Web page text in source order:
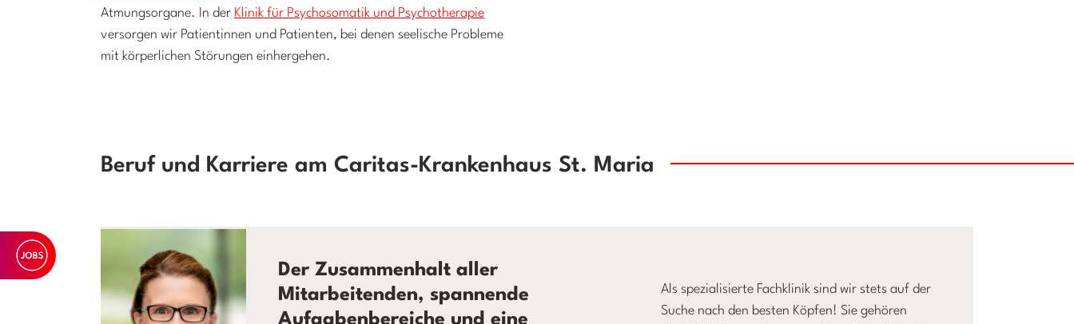
Atmungsorgane. In der Klinik für Psychosomatik und Psychotherapie
versorgen wir Patientinnen und Patienten, bei denen seelische Probleme
mit körperlichen Störungen einhergehen.
Beruf und Karriere am Caritas-Krankenhaus St. Maria
Der Zusammenhalt aller
Mitarbeitenden, spannende
Aufgabenbereiche und eine
Als spezialisierte Fachklinik sind wir stets auf der
Suche nach den besten Köpfen! Sie gehören